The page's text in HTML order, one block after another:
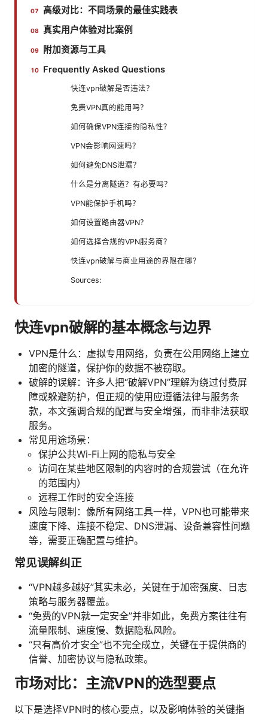
高级对比：不同场景的最佳实践表
真实用户体验对比案例
附加资源与工具
Frequently Asked Questions
快连vpn破解是否违法？
免费VPN真的能用吗？
如何确保VPN连接的隐私性？
VPN会影响网速吗？
如何避免DNS泄漏？
什么是分离隧道？有必要吗？
VPN能保护手机吗？
如何设置路由器VPN？
如何选择合规的VPN服务商？
快连vpn破解与商业用途的界限在哪？
Sources:
快连vpn破解的基本概念与边界
VPN是什么：虚拟专用网络，负责在公用网络上建立
加密的隧道，保护你的数据不被窃取。
破解的误解：许多人把“破解VPN”理解为绕过付费屏
障或躲避防护，但正规的使用应遵循法律与服务条
款，本文强调合规的配置与安全增强，而非非法获取
服务。
常见用途场景：
保护公共Wi‑Fi上网的隐私与安全
访问在某些地区限制的内容时的合规尝试（在允许
的范围内）
远程工作时的安全连接
风险与限制：像所有网络工具一样，VPN也可能带来
速度下降、连接不稳定、DNS泄漏、设备兼容性问题
等，需要正确配置与维护。
常见误解纠正
“VPN越多越好”其实未必，关键在于加密强度、日志
策略与服务器覆盖。
“免费的VPN就一定安全”并非如此，免费方案往往有
流量限制、速度慢、数据隐私风险。
“只有高价才安全”也不完全成立，关键在于提供商的
信誉、加密协议与隐私政策。
市场对比：主流VPN的选型要点
以下是选择VPN时的核心要点，以及影响体验的关键指